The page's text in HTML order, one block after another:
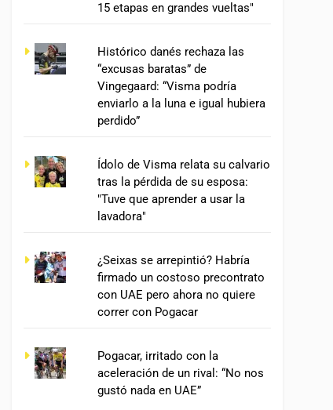
15 etapas en grandes vueltas"
Histórico danés rechaza las
“excusas baratas” de
Vingegaard: “Visma podría
enviarlo a la luna e igual hubiera
perdido”
Ídolo de Visma relata su calvario
tras la pérdida de su esposa:
"Tuve que aprender a usar la
lavadora"
¿Seixas se arrepintió? Habría
firmado un costoso precontrato
con UAE pero ahora no quiere
correr con Pogacar
Pogacar, irritado con la
aceleración de un rival: “No nos
gustó nada en UAE”